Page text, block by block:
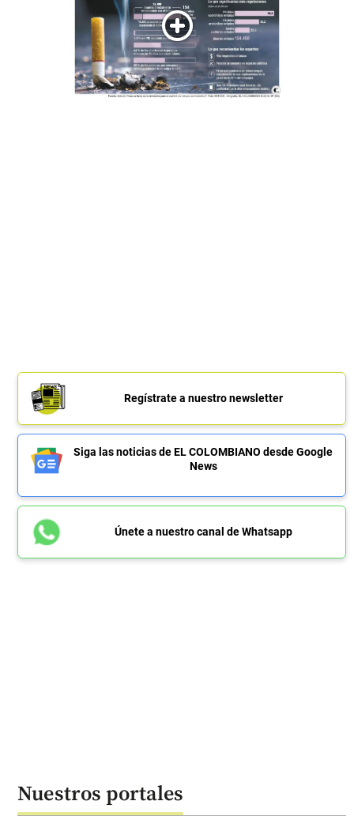
Regístrate a nuestro newsletter
Siga las noticias de EL COLOMBIANO desde Google
News
Únete a nuestro canal de Whatsapp
Nuestros portales